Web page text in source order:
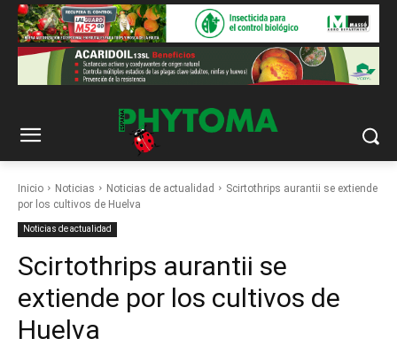
Inicio Noticias Noticias de actualidad
Scirtothrips aurantii se extiende
por los cultivos de Huelva
Noticias de actualidad
Scirtothrips aurantii se
extiende por los cultivos de
Huelva